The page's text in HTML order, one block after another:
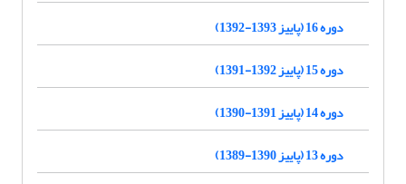
دوره 16 (پاییز 1393-1392)
دوره 15 (پاییز 1392-1391)
دوره 14 (پاییز 1391-1390)
دوره 13 (پاییز 1390-1389)